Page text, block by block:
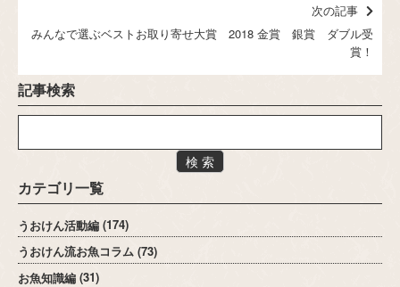
次の記事
みんなで選ぶベストお取り寄せ大賞 2018 金賞 銀賞 ダブル受
賞！
記事検索
検 索
カテゴリ一覧
うおけん活動編 (174)
うおけん流お魚コラム (73)
お魚知識編 (31)